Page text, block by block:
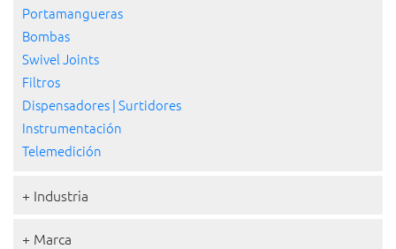
Portamangueras
Bombas
Swivel Joints
Filtros
Dispensadores | Surtidores
Instrumentación
Telemedición
+ Industria
+ Marca